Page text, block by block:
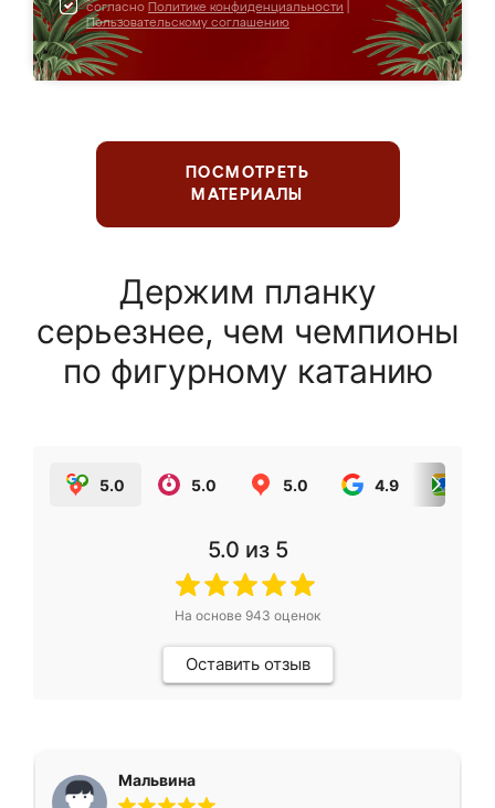
согласно Политике конфиденциальности
Пользовательскому соглашению
ПОСМОТРЕТЬ
МАТЕРИАЛЫ
Держим планку
серьезнее, чем чемпионы
по фигурному катанию
5.0 5.0 5.0 4.9
5.0 из 5
На основе 943 оценок
Оставить отзыв
Мальвина